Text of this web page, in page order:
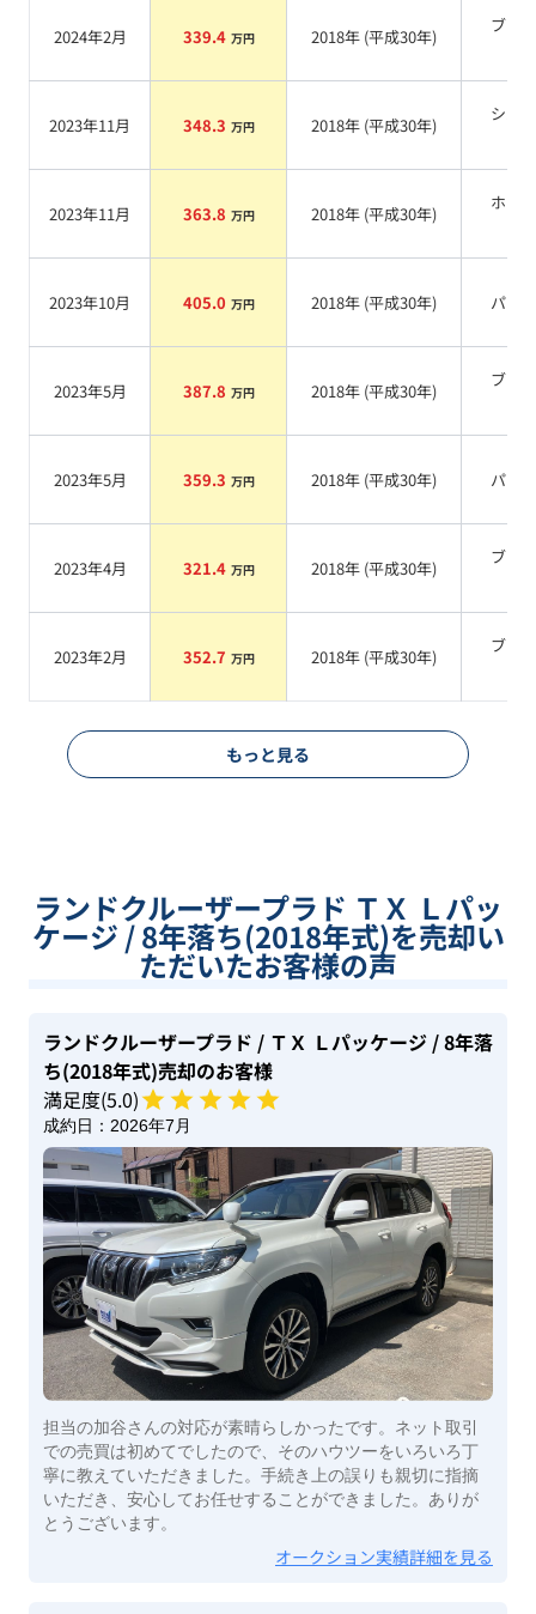
2024年2月 339.4 万円 2018年 (平成30年)
ブラ
2023年11月 348.3 万円 2018年 (平成30年)
シル
2023年11月 363.8 万円 2018年 (平成30年)
ホワ
2023年10月 405.0 万円 2018年 (平成30年) パール
2023年5月 387.8 万円 2018年 (平成30年)
ブラ
2023年5月 359.3 万円 2018年 (平成30年) パール
2023年4月 321.4 万円 2018年 (平成30年)
ブラ
2023年2月 352.7 万円 2018年 (平成30年)
ブラ
もっと見る
ランドクルーザープラド ＴＸ Ｌパッ
ケージ / 8年落ち(2018年式)を売却い
ただいたお客様の声
ランドクルーザープラド / ＴＸ Ｌパッケージ / 8年落
ち(2018年式)売却のお客様
満足度(5.0)
成約日： 2026年7月
担当の加谷さんの対応が素晴らしかったです。ネット取引
での売買は初めてでしたので、そのハウツーをいろいろ丁
寧に教えていただきました。手続き上の誤りも親切に指摘
いただき、安心してお任せすることができました。ありが
とうございます。
オークション実績詳細を見る